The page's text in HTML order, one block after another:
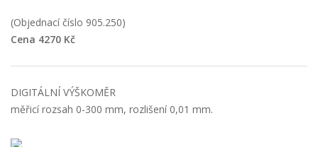
(Objednací číslo 905.250)
Cena 4270 Kč
DIGITÁLNÍ VÝŠKOMĚR
měřicí rozsah 0-300 mm, rozlišení 0,01 mm.